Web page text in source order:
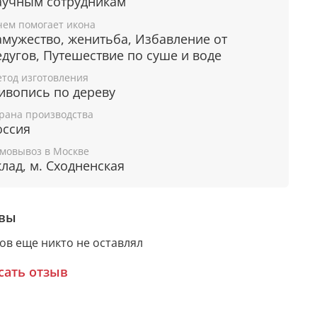
киот из мореного
можно не только поставить, но и повесить
Киот выполнен из массива мореного
защитит икону от пыли и неблагоприятного
внешней среды, а изящный орнамент
дополнит живописный образ.
помогает икона
женитьба, Избавление от
Путешествие по суше и воде
изготовления
по дереву
производства
в Москве
м. Сходненская
еще никто не оставлял
отзыв